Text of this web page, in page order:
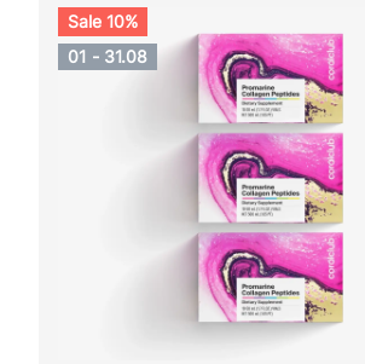
Sale 10%
01 - 31.08